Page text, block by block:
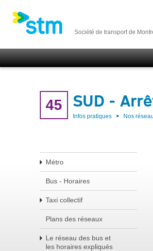
Société de transport de
45 SUD -
Infos pratiques Nos
Métro
Bus - Horaires
Taxi collectif
Plans des réseaux
Le réseau des bus et
les horaires expliqués